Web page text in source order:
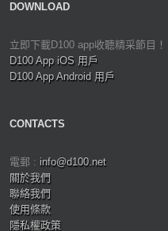
DOWNLOAD
立即下載D100 app收聽精采節目！
D100 App iOS 用戶
D100 App Android 用戶
CONTACTS
電郵 : info@d100.net
關於我們
聯絡我們
使用條款
隱私權政策